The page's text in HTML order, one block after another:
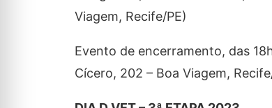
Viagem, Recife/PE)
Evento de encerramento, das
Cícero, 202 – Boa Viagem,